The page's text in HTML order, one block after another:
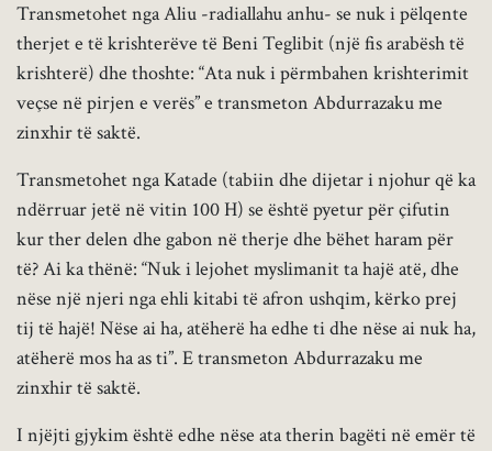
Transmetohet nga Aliu -radiallahu anhu- se nuk i pëlqente
therjet e të krishterëve të Beni Teglibit (një fis arabësh të
krishterë) dhe thoshte: “Ata nuk i përmbahen krishterimit
veçse në pirjen e verës” e transmeton Abdurrazaku me
zinxhir të saktë.
Transmetohet nga Katade (tabiin dhe dijetar i njohur që ka
ndërruar jetë në vitin 100 H) se është pyetur për çifutin
kur ther delen dhe gabon në therje dhe bëhet haram për
të? Ai ka thënë: “Nuk i lejohet myslimanit ta hajë atë, dhe
nëse një njeri nga ehli kitabi të afron ushqim, kërko prej
tij të hajë! Nëse ai ha, atëherë ha edhe ti dhe nëse ai nuk ha,
atëherë mos ha as ti”. E transmeton Abdurrazaku me
zinxhir të saktë.
I njëjti gjykim është edhe nëse ata therin bagëti në emër të